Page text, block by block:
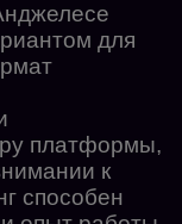
для
платформы,
к
способен